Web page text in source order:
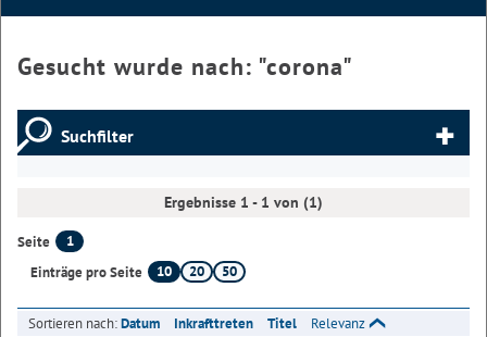
Gesucht wurde nach: "corona"
Suchfilter
Ergebnisse 1 - 1 von (1)
Seite
1
Einträge pro Seite
10 20 50
Sortieren nach:Datum Inkrafttreten Titel Relevanz